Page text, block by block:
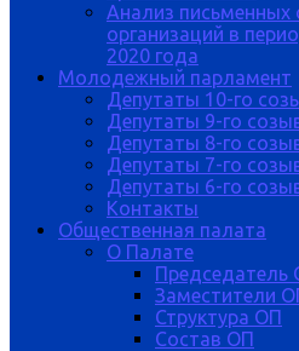
Анализ письменных
организаций в
2020 года
Молодежный парламент
Депутаты 10-го
Депутаты 9-го
Депутаты 8-го
Депутаты 7-го
Депутаты 6-го
Контакты
Общественная палата
О Палате
Председатель
Заместители
Структура ОП
Состав ОП